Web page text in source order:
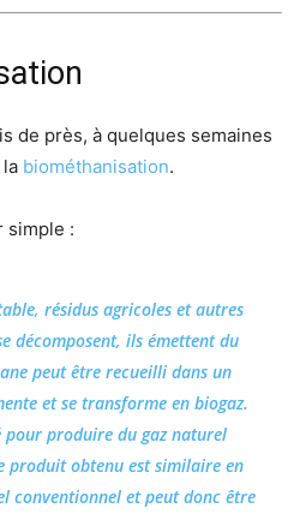
de près, à quelques semaines
biométhanisation.
simple :
résidus agricoles et autres
décomposent, ils émettent du
peut être recueilli dans un
et se transforme en biogaz.
pour produire du gaz naturel
produit obtenu est similaire en
conventionnel et peut donc être